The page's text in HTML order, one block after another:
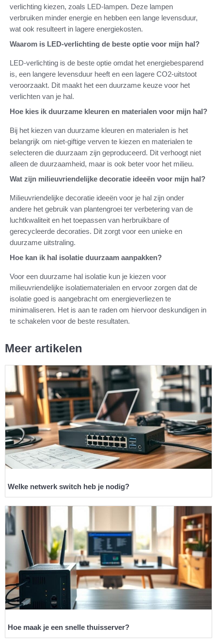
verlichting kiezen, zoals LED-lampen. Deze lampen
verbruiken minder energie en hebben een lange levensduur,
wat ook resulteert in lagere energiekosten.
Waarom is LED-verlichting de beste optie voor mijn hal?
LED-verlichting is de beste optie omdat het energiebesparend
is, een langere levensduur heeft en een lagere CO2-uitstoot
veroorzaakt. Dit maakt het een duurzame keuze voor het
verlichten van je hal.
Hoe kies ik duurzame kleuren en materialen voor mijn hal?
Bij het kiezen van duurzame kleuren en materialen is het
belangrijk om niet-giftige verven te kiezen en materialen te
selecteren die duurzaam zijn geproduceerd. Dit verhoogt niet
alleen de duurzaamheid, maar is ook beter voor het milieu.
Wat zijn milieuvriendelijke decoratie ideeën voor mijn hal?
Milieuvriendelijke decoratie ideeën voor je hal zijn onder
andere het gebruik van plantengroei ter verbetering van de
luchtkwaliteit en het toepassen van herbruikbare of
gerecycleerde decoraties. Dit zorgt voor een unieke en
duurzame uitstraling.
Hoe kan ik hal isolatie duurzaam aanpakken?
Voor een duurzame hal isolatie kun je kiezen voor
milieuvriendelijke isolatiematerialen en ervoor zorgen dat de
isolatie goed is aangebracht om energieverliezen te
minimaliseren. Het is aan te raden om hiervoor deskundigen in
te schakelen voor de beste resultaten.
Meer artikelen
Welke netwerk switch heb je nodig?
Hoe maak je een snelle thuisserver?